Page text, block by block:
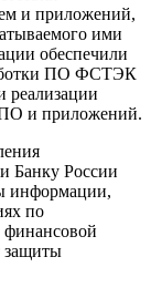
и приложений,
ими
обеспечили
ПО ФСТЭК
реализации
ПО и приложений.
Банку России
информации,
по
защиты